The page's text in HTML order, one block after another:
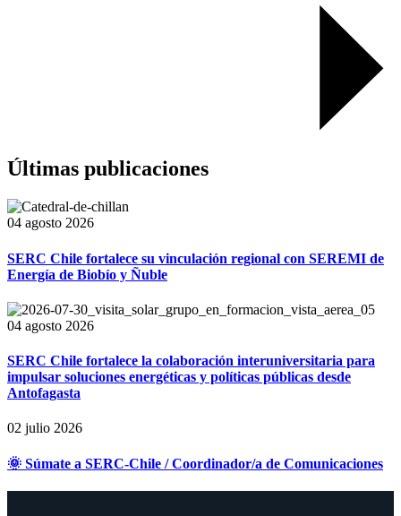
Últimas publicaciones
04 agosto 2026
SERC Chile fortalece su vinculación regional con SEREMI de
Energía de Biobío y Ñuble
04 agosto 2026
SERC Chile fortalece la colaboración interuniversitaria para
impulsar soluciones energéticas y políticas públicas desde
Antofagasta
02 julio 2026
🌞 Súmate a SERC-Chile / Coordinador/a de Comunicaciones